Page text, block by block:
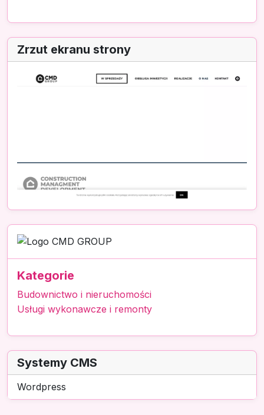
Zrzut ekranu strony
Kategorie
Budownictwo i nieruchomości
Usługi wykonawcze i remonty
Systemy CMS
Wordpress